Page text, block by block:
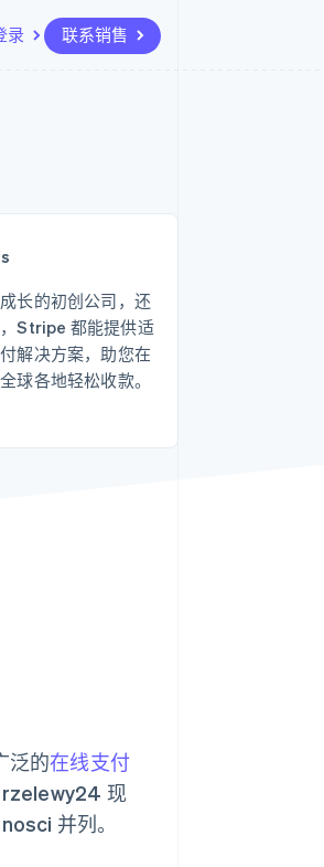
录 联系销售
Radar
初创企业注册
Climate
碳移除
长的初创公司，还
Stripe 都能提供适
解决方案，助您在
球各地轻松收款。
泛的在线支付
现
并列。